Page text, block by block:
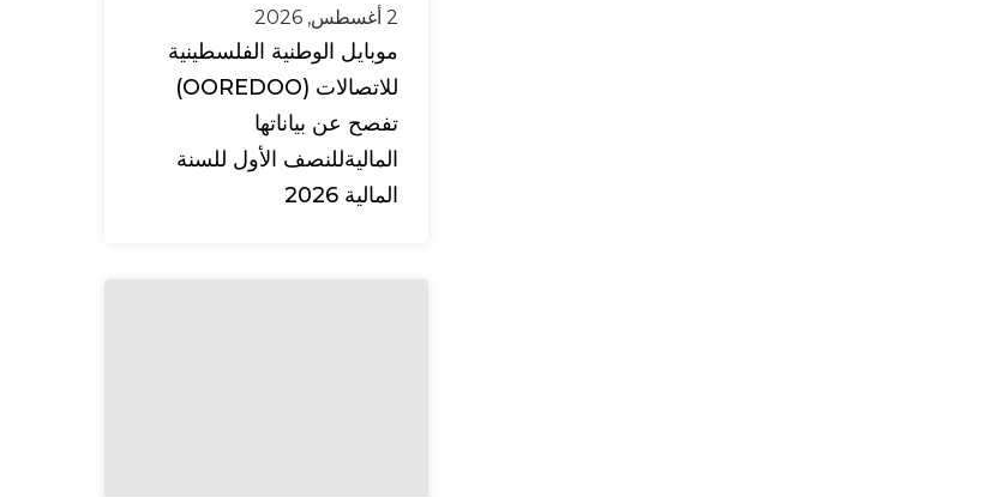
2 أغسطس, 2026
موبايل الوطنية الفلسطينية
للاتصالات (OOREDOO)
تفصح عن بياناتها
الماليةللنصف الأول للسنة
المالية 2026